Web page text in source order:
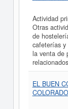
Actividad
Otras
de
cafeterías y
la venta de
EL BUEN